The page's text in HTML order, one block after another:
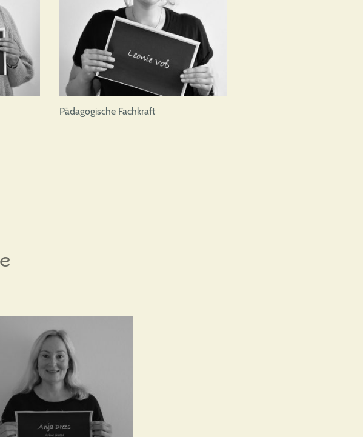
Pädagogische Fachkraft